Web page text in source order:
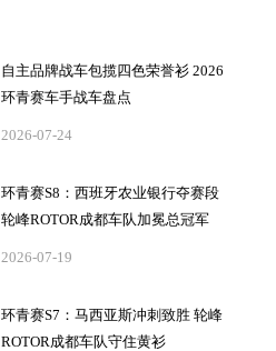
自主品牌战车包揽四色荣誉衫 2026
环青赛车手战车盘点
2026-07-24
环青赛S8：西班牙农业银行夺赛段
轮峰ROTOR成都车队加冕总冠军
2026-07-19
环青赛S7：马西亚斯冲刺致胜 轮峰
ROTOR成都车队守住黄衫